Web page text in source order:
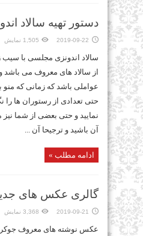
دستور تهیه سالاد
2019-09-22 1,505 نمایش
سالاد اندونزی مجلسی با سیب
از سالاد های معروف می باشد
عواملی باشد که زمانی که منو
حتی تعدادی از رستوران ها را
نمایید و حتی بعضی از شما
آن باشید و ترجیحا آن ...
ادامه مطلب »
گالری عکس های
2019-09-21 3,368 نمایش
عکس نوشته های معروف جوکر